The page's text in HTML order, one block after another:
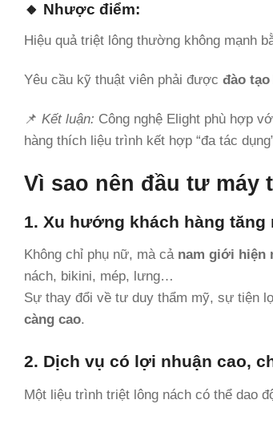
🔸 Nhược điểm:
Hiệu quả triệt lông thường không mạnh
Yêu cầu kỹ thuật viên phải được đào
📌 Kết luận: Công nghệ Elight phù hợp
hàng thích liệu trình kết hợp “đa tác
Vì sao nên đầu tư máy
1. Xu hướng khách hàng tăng
Không chỉ phụ nữ, mà cả nam giới hiện
nách, bikini, mép, lưng…
Sự thay đổi về tư duy thẩm mỹ, sự tiện
càng cao.
2. Dịch vụ có lợi nhuận cao,
Một liệu trình triệt lông nách có thể dao